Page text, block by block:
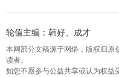
轮值主编：韩好、成才
本网部分文稿源于网络，版权归原
读者。
如您不愿参与公益共享或认为权益